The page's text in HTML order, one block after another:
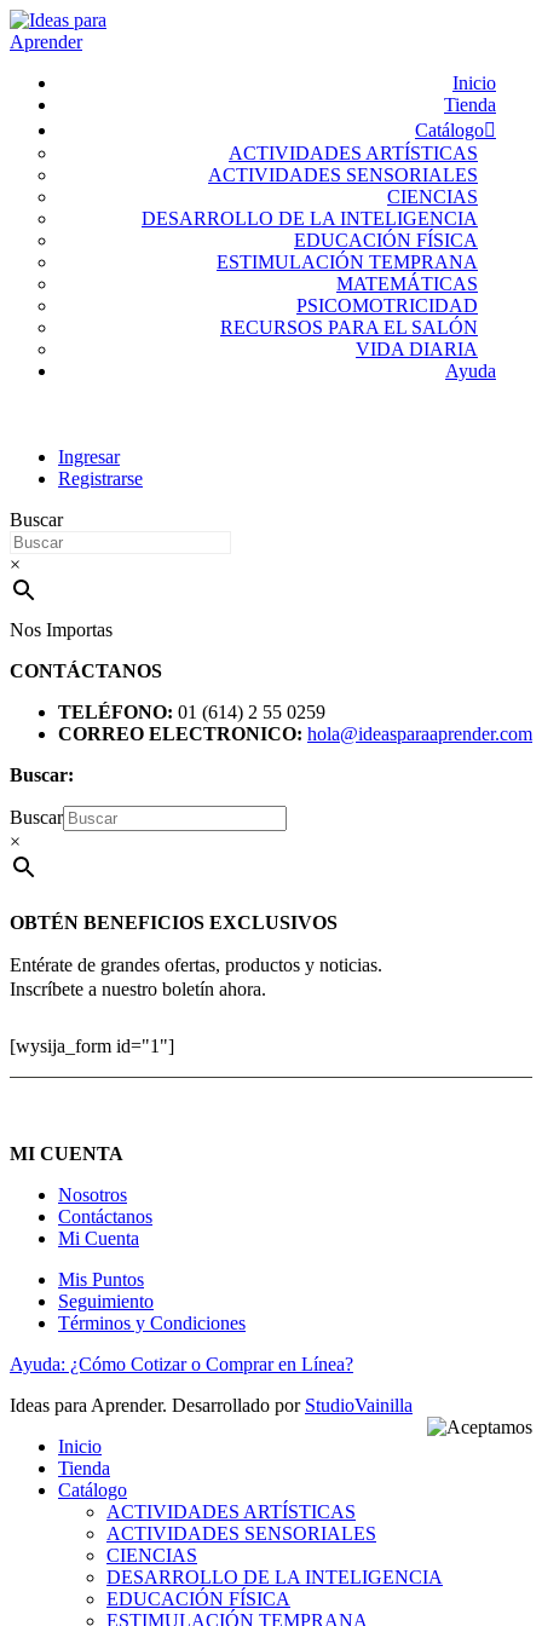
Inicio
Tienda
Catálogo
ACTIVIDADES ARTÍSTICAS
ACTIVIDADES SENSORIALES
CIENCIAS
DESARROLLO DE LA INTELIGENCIA
EDUCACIÓN FÍSICA
ESTIMULACIÓN TEMPRANA
MATEMÁTICAS
PSICOMOTRICIDAD
RECURSOS PARA EL SALÓN
VIDA DIARIA
Ayuda
Ingresar
Registrarse
Buscar
×
Nos Importas
CONTÁCTANOS
TELÉFONO: 01 (614) 2 55 0259
CORREO ELECTRONICO: hola@ideasparaaprender.com
Buscar:
Buscar
×
OBTÉN BENEFICIOS EXCLUSIVOS
Entérate de grandes ofertas, productos y noticias.
Inscríbete a nuestro boletín ahora.
[wysija_form id="1"]
MI CUENTA
Nosotros
Contáctanos
Mi Cuenta
Mis Puntos
Seguimiento
Términos y Condiciones
Ayuda: ¿Cómo Cotizar o Comprar en Línea?
Ideas para Aprender. Desarrollado por StudioVainilla
Inicio
Tienda
Catálogo
ACTIVIDADES ARTÍSTICAS
ACTIVIDADES SENSORIALES
CIENCIAS
DESARROLLO DE LA INTELIGENCIA
EDUCACIÓN FÍSICA
ESTIMULACIÓN TEMPRANA